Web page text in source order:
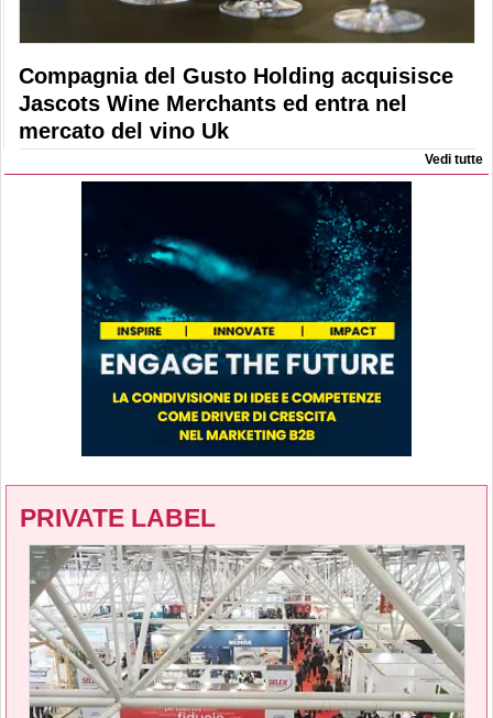
Compagnia del Gusto Holding acquisisce
Jascots Wine Merchants ed entra nel
mercato del vino Uk
Vedi tutte
PRIVATE LABEL